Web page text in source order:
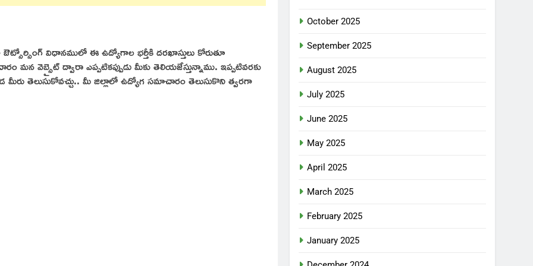
విధానములో ఈ ఉద్యోగాల భర్తీకి దరఖాస్తులు కోరుతూ
వెబ్సైట్ ద్వారా ఎప్పటికప్పుడు మీకు తెలియజేస్తున్నాము. ఇప్పటివరకు
మీరు తెలుసుకోవచ్చు.. మీ జిల్లాలో ఉద్యోగ సమాచారం తెలుసుకొని త్వరగా
October 2025
September 2025
August 2025
July 2025
June 2025
May 2025
April 2025
March 2025
February 2025
January 2025